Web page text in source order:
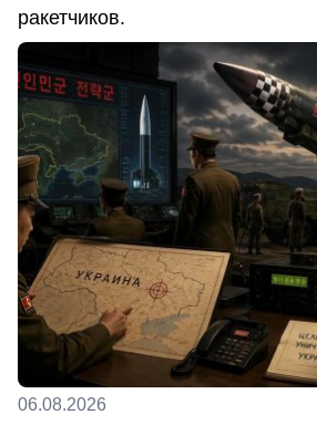
ракетчиков.
06.08.2026